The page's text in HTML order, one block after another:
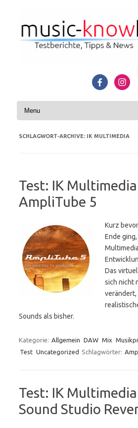
Zum Inhalt springen
SCHLAGWORT-ARCHIVE: IK MULTIMEDIA
Test: IK Multimedia
AmpliTube 5
Kurz
Ende
Das
sich nicht
Sounds als bisher.
Kategorie: Allgemein DAW Mix
Test Uncategorized Schlagwörter:
Test: IK
Sound Studio